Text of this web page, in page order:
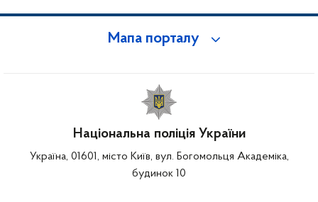
Мапа порталу
Національна поліція України
Україна, 01601, місто Київ, вул. Богомольця Академіка,
будинок 10